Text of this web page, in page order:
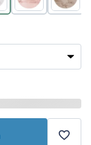
Rosa Taupe